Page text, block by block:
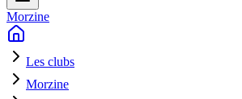
Morzine
Les clubs
Morzine